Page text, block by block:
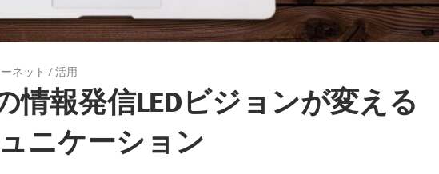
ネット /活用
情報発信LEDビジョンが変える
ニケーション